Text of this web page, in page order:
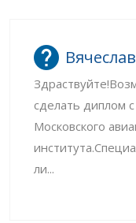
Вячеслав
сделать диплом
Московского
ли...